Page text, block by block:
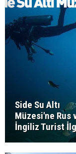
Side Su Altı
Müzesi'ne Rus
İngiliz Turist